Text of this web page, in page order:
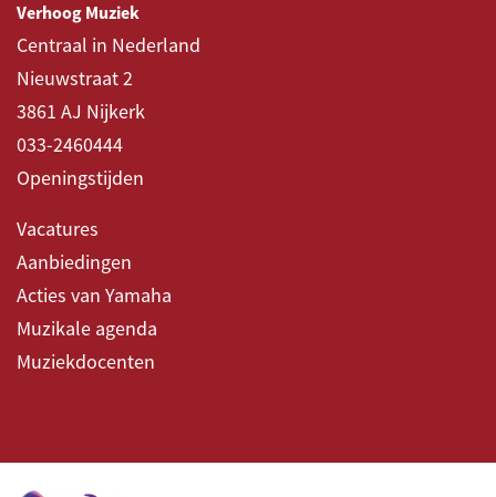
Verhoog Muziek
Centraal in Nederland
Nieuwstraat 2
3861 AJ Nijkerk
033-2460444
Openingstijden
Vacatures
Aanbiedingen
Acties van Yamaha
Muzikale agenda
Muziekdocenten